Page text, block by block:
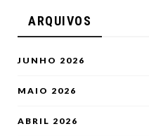
ARQUIVOS
JUNHO 2026
MAIO 2026
ABRIL 2026